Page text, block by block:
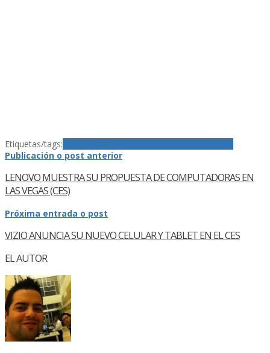
Etiquetas/tags:
Publicación o post anterior
LENOVO MUESTRA SU PROPUESTA DE COMPUTADORAS EN
LAS VEGAS (CES)
Próxima entrada o post
VIZIO ANUNCIA SU NUEVO CELULAR Y TABLET EN EL CES
EL AUTOR